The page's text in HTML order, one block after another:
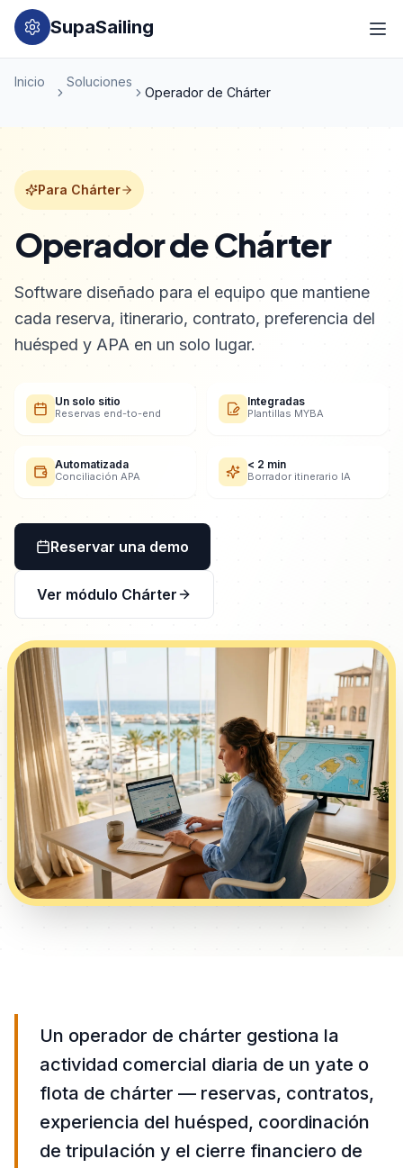
SupaSailing
Inicio Soluciones
Operador de Chárter
Para Chárter
Operador de Chárter
Software diseñado para el equipo que mantiene
cada reserva, itinerario, contrato, preferencia del
huésped y APA en un solo lugar.
Un solo sitio
Reservas end-to-end
Integradas
Plantillas MYBA
Automatizada
Conciliación APA
< 2 min
Borrador itinerario IA
Reservar una demo
Ver módulo Chárter
Un operador de chárter gestiona la
actividad comercial diaria de un yate o
flota de chárter — reservas, contratos,
experiencia del huésped, coordinación
de tripulación y el cierre financiero de